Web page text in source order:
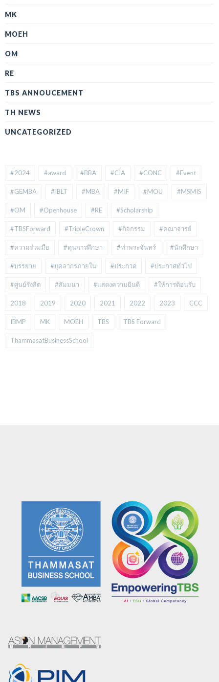
MK
MOEH
OM
RE
TBS ANNOUCEMENT
TH NEWS
UNCATEGORIZED
#2024 #award #BBA #CIA #CONC #Event
#GEMBA #IBLT #MBA #MIF #MOU #MSMIS
#OM #Openhouse #RE #Scholarship
#TBSForward #TripleCrown #กิจกรรม #คณาจารย์
#ความร่วมมือ #ทุนการศึกษา #ท่าพระจันทร์ #นักศึกษา
#บรรยาย #บุคลากรภายใน #ประกวด #ประกาศทั่วไป
#ศูนย์รังสิต #สัมมนา #แสดงความยินดี #ให้การต้อนรับ
2018 2019 2020 2021 2022 2023 CCC
IBMP MK MOEH TBS TBS Forward
ThammasatBusinessSchool